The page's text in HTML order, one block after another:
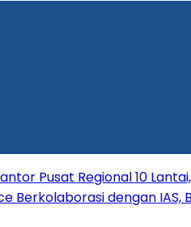
Pusat Regional 10
Berkolaborasi dengan IAS,